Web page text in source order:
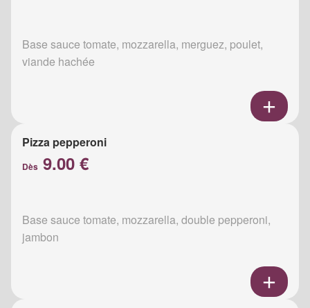
Base sauce tomate, mozzarella, merguez, poulet,
viande hachée
Pizza pepperoni
Dès 9.00 €
Base sauce tomate, mozzarella, double pepperoni,
jambon